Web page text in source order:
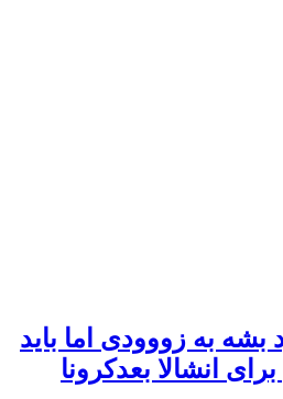
بشه به زووودی اما باید
انشالا بعدکرونا